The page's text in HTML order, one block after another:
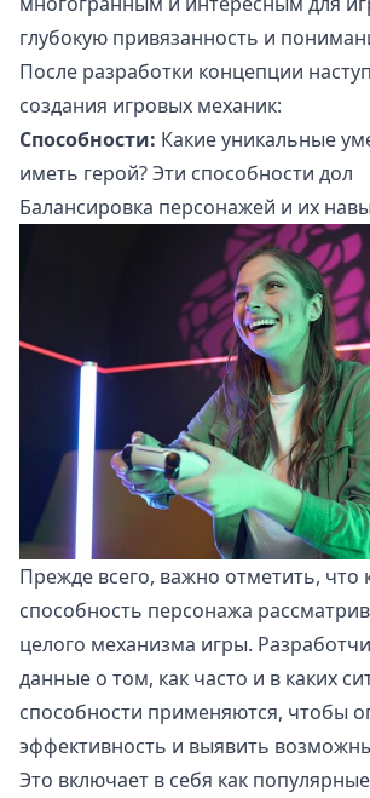
глубокую привязанность и
После разработки концепции
создания игровых механик:
Способности: Какие уникальные
иметь герой? Эти способности дол
Балансировка персонажей и их
Прежде всего, важно отметить, что
способность персонажа
целого механизма игры.
данные о том, как часто и в каких
способности применяются, чтобы
эффективность и выявить
Это включает в себя как